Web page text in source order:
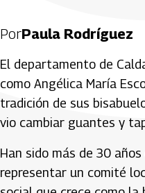
PorPaula Rodríguez
El departamento de
como Angélica María
tradición de sus
vio cambiar guantes y
Han sido más de 30
representar un comité